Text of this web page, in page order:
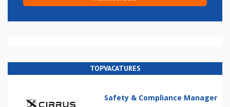
TOPVACATURES
Safety & Compliance Manager